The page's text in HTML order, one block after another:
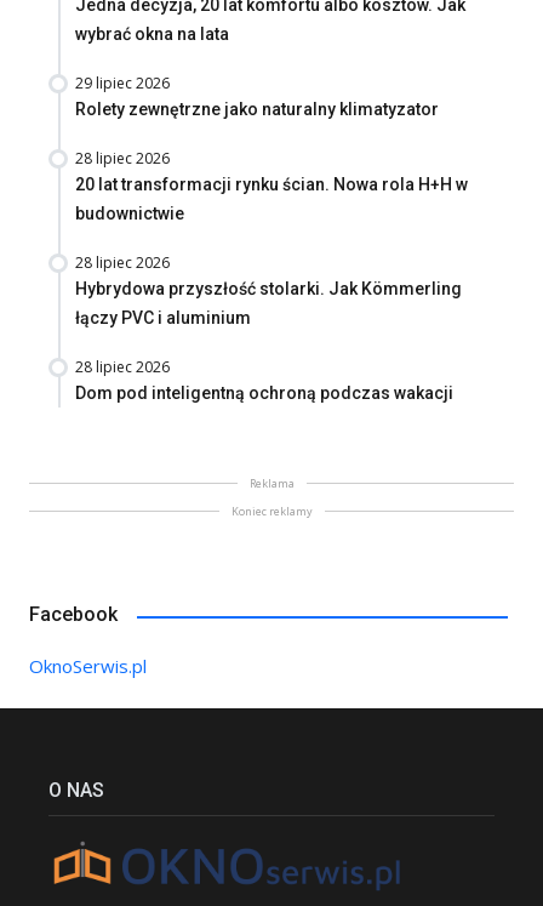
Jedna decyzja, 20 lat komfortu albo kosztów. Jak
wybrać okna na lata
29 lipiec 2026
Rolety zewnętrzne jako naturalny klimatyzator
28 lipiec 2026
20 lat transformacji rynku ścian. Nowa rola H+H w
budownictwie
28 lipiec 2026
Hybrydowa przyszłość stolarki. Jak Kömmerling
łączy PVC i aluminium
28 lipiec 2026
Dom pod inteligentną ochroną podczas wakacji
Reklama
Koniec reklamy
Facebook
OknoSerwis.pl
O NAS